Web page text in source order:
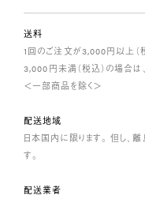
送料
1回のご注文が3,000円以上（
3,000円未満（税込）の場合は
＜一部商品を除く＞
配送地域
日本国内に限ります。 但し、
す。
配送業者